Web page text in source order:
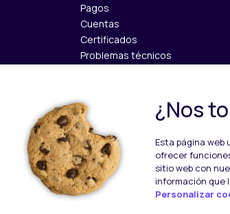
Pagos
Cuentas
Certificados
Problemas técnicos
¿Nos
Esta página web
ofrecer
sitio web con
información que
Personalizar